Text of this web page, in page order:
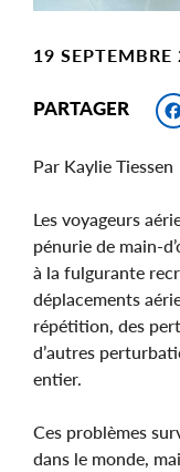
19 SEPTEMBRE
PARTAGER
Par Kaylie Tiessen
Les voyageurs
pénurie de main-
à la fulgurante
déplacements
répétition, des
d’autres
entier.
Ces problèmes
dans le monde,